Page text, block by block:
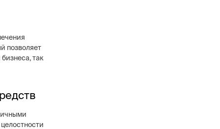
позволяет
так